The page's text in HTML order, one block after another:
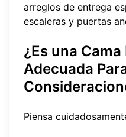
arreglos de entrega
escaleras y puertas
¿Es una
Adecuada
Piensa